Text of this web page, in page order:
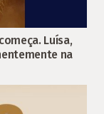
Luísa,
na